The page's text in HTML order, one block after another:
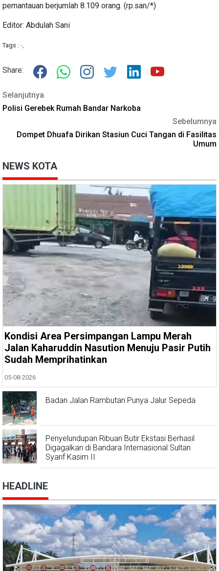
pemantauan berjumlah 8.109 orang. (rp.san/*)
Editor: Abdulah Sani
Tags : -,
Share:
Selanjutnya
Polisi Gerebek Rumah Bandar Narkoba
Sebelumnya
Dompet Dhuafa Dirikan Stasiun Cuci Tangan di Fasilitas
Umum
NEWS KOTA
Kondisi Area Persimpangan Lampu Merah
Jalan Kaharuddin Nasution Menuju Pasir Putih
Sudah Memprihatinkan
05-08-2026
Badan Jalan Rambutan Punya Jalur Sepeda
Penyelundupan Ribuan Butir Ekstasi Berhasil
Digagalkan di Bandara Internasional Sultan
Syarif Kasim II
HEADLINE